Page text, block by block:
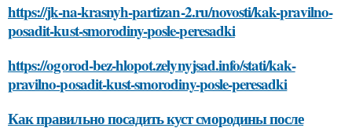
https://jk-na-krasnyh-partizan-2.ru/novosti/kak-pravilno-
posadit-kust-smorodiny-posle-peresadki
https://ogorod-bez-hlopot.zelynyjsad.info/stati/kak-
pravilno-posadit-kust-smorodiny-posle-peresadki
Как правильно посадить куст смородины после